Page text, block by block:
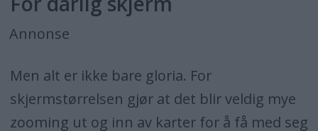
Annonse
Men alt er ikke bare gloria. For
skjermstørrelsen gjør at det blir veldig mye
zooming ut og inn av karter for å få med seg